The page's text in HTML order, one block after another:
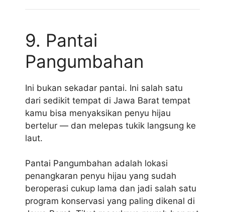
9. Pantai
Pangumbahan
Ini bukan sekadar pantai. Ini salah satu
dari sedikit tempat di Jawa Barat tempat
kamu bisa menyaksikan penyu hijau
bertelur — dan melepas tukik langsung ke
laut.
Pantai Pangumbahan adalah lokasi
penangkaran penyu hijau yang sudah
beroperasi cukup lama dan jadi salah satu
program konservasi yang paling dikenal di